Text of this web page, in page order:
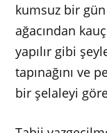
kumsuz bir
ağacından
yapılır gibi
tapınağını ve
bir şelaleyi